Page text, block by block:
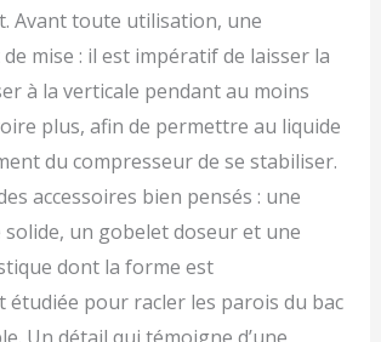
et la partie mélangeuse
peuvent être retirés pour
un nettoyage facile
CONTENU DE LA
LIVRAISON - La livraison
comprend la sorbetière
avec un récipient à glace
en acier inoxydable, un
élément de mélange, un
couvercle avec ouverture
gobelet doseur, une
Avant toute utilisation, une
mise : il est impératif de laisser la
à la verticale pendant au moins
plus, afin de permettre au liquide
du compresseur de se stabiliser.
accessoires bien pensés : une
solide, un gobelet doseur et une
dont la forme est
étudiée pour racler les parois du bac